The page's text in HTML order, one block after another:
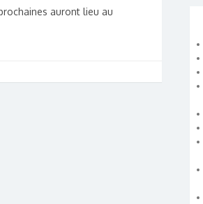
auront lieu au